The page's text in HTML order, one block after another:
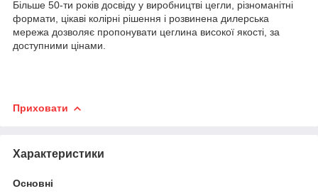
Більше 50-ти років досвіду у виробництві цегли, різноманітні
формати, цікаві колірні рішення і розвинена дилерська
мережа дозволяє пропонувати цеглина високої якості, за
доступними цінами.
Приховати
Характеристики
Основні